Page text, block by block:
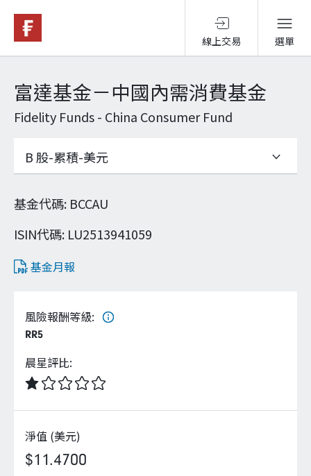
線上交易 選單
基金與配息
永續投資
投資洞見
關於富達
企業永續
客戶服務
線上交易
富達基金－中國內需消費基金
Fidelity Funds - China Consumer Fund
基金代碼: BCCAU
ISIN代碼: LU2513941059
基金月報
風險報酬等級:
RR5
晨星評比:
淨值 (美元)
$11.4700